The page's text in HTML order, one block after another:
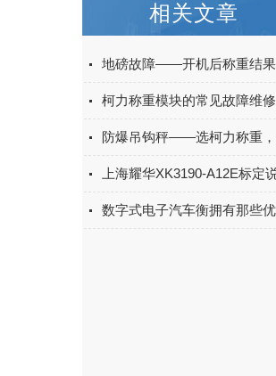
相关文章
柯力称重模块的常见故障维修